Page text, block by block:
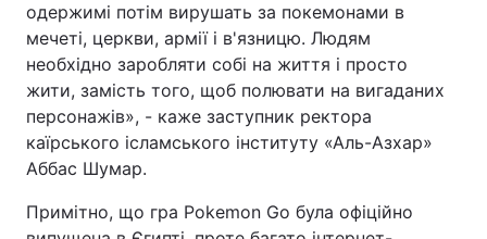
одержимі потім вирушать за покемонами в
мечеті, церкви, армії і в'язницю. Людям
необхідно заробляти собі на життя і просто
жити, замість того, щоб полювати на вигаданих
персонажів», - каже заступник ректора
каїрського ісламського інституту «Аль-Азхар»
Аббас Шумар.
Примітно, що гра Pokemon Go була офіційно